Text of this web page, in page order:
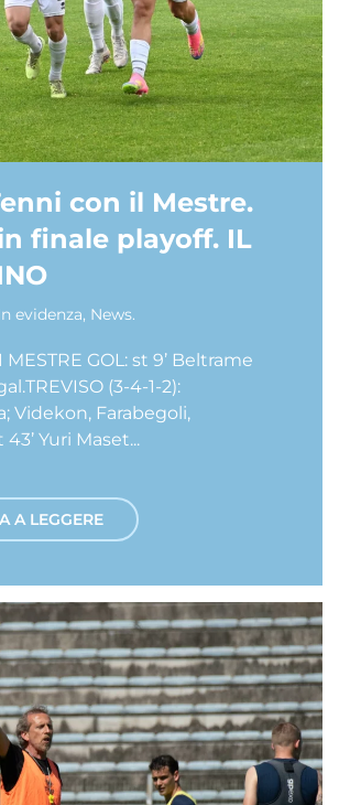
con il Mestre.
finale playoff. IL
evidenza, News.
MESTRE GOL: st 9’ Beltrame
(3-4-1-2):
Videkon, Farabegoli,
Yuri Maset...
A LEGGERE